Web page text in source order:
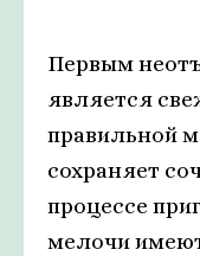
Первым
является
правильной
сохраняет
процессе
мелочи